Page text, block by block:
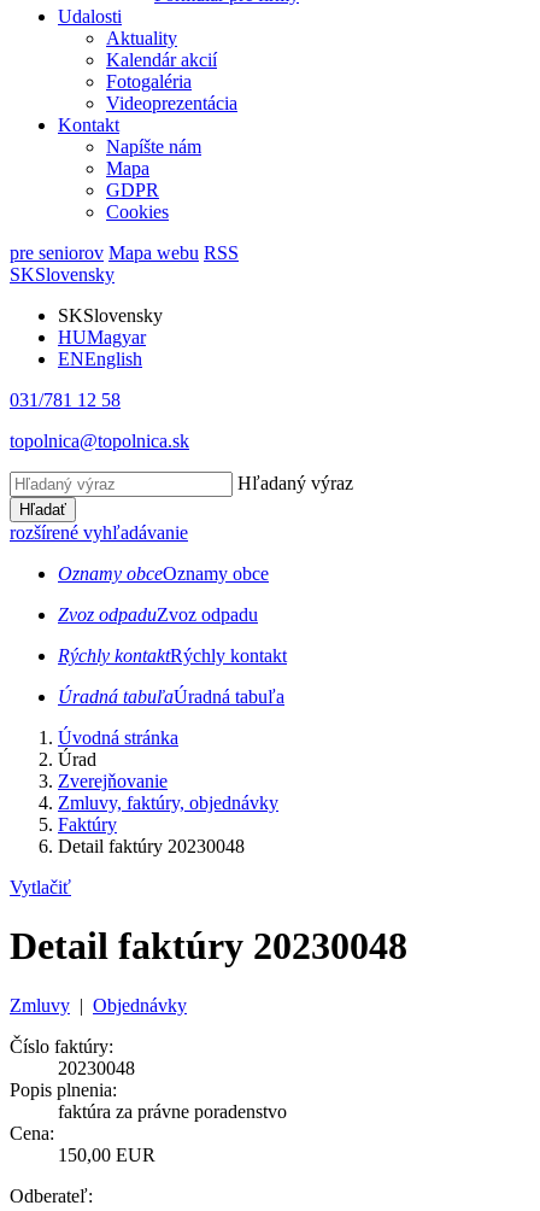
Udalosti
Aktuality
Kalendár akcií
Fotogaléria
Videoprezentácia
Kontakt
Napíšte nám
Mapa
GDPR
Cookies
pre seniorov Mapa webu RSS
SKSlovensky
SKSlovensky
HUMagyar
ENEnglish
031/781 12 58
topolnica@topolnica.sk
Hľadaný výraz
Hľadať
rozšírené vyhľadávanie
Oznamy obceOznamy obce
Zvoz odpaduZvoz odpadu
Rýchly kontaktRýchly kontakt
Úradná tabuľaÚradná tabuľa
Úvodná stránka
Úrad
Zverejňovanie
Zmluvy, faktúry, objednávky
Faktúry
Detail faktúry 20230048
Vytlačiť
Detail faktúry 20230048
Zmluvy | Objednávky
Číslo faktúry:
20230048
Popis plnenia:
faktúra za právne poradenstvo
Cena:
150,00 EUR
Odberateľ: